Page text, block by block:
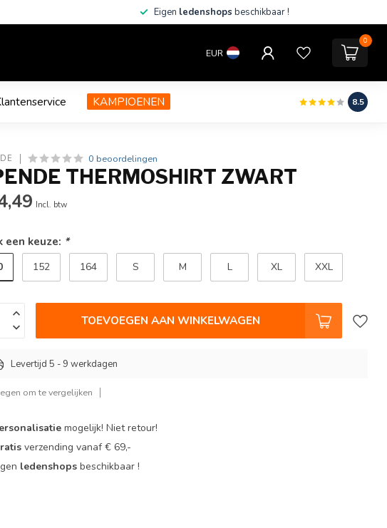
Eigen ledenshops beschikbaar !
EUR
0
KAMPIOENEN 8.5
0 beoordelingen
THERMOSHIRT ZWART
Incl. btw
een keuze: *
152 164 S M L XL XXL
TOEVOEGEN AAN WINKELWAGEN
Levertijd 5 - 9 werkdagen
om te vergelijken
mogelijk! Niet retour!
verzending vanaf € 69,-
ledenshopsbeschikbaar !